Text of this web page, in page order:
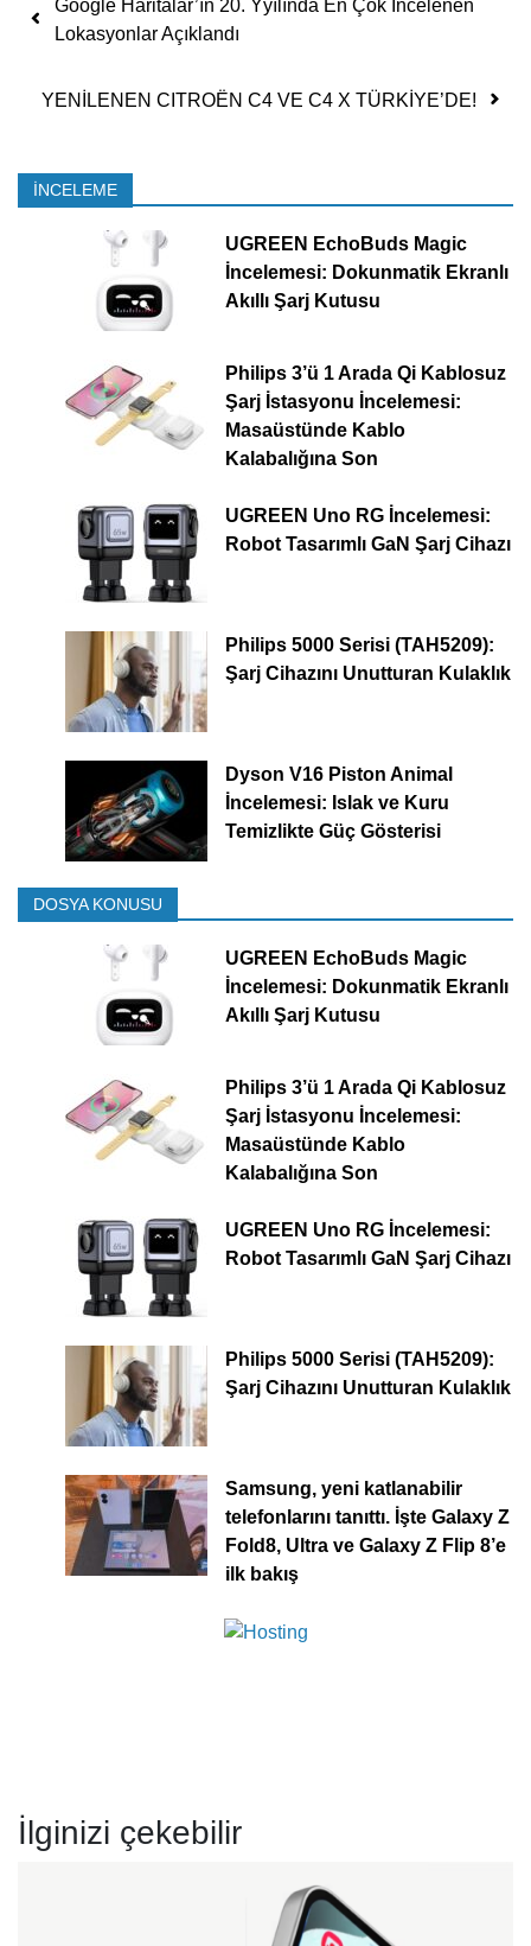
Google Haritalar’ın 20. Yyılında En Çok İncelenen
Lokasyonlar Açıklandı
YENİLENEN CITROËN C4 VE C4 X TÜRKİYE’DE!
İNCELEME
UGREEN EchoBuds Magic
İncelemesi: Dokunmatik Ekranlı
Akıllı Şarj Kutusu
Philips 3’ü 1 Arada Qi Kablosuz
Şarj İstasyonu İncelemesi:
Masaüstünde Kablo
Kalabalığına Son
UGREEN Uno RG İncelemesi:
Robot Tasarımlı GaN Şarj Cihazı
Philips 5000 Serisi (TAH5209):
Şarj Cihazını Unutturan Kulaklık
Dyson V16 Piston Animal
İncelemesi: Islak ve Kuru
Temizlikte Güç Gösterisi
DOSYA KONUSU
UGREEN EchoBuds Magic
İncelemesi: Dokunmatik Ekranlı
Akıllı Şarj Kutusu
Philips 3’ü 1 Arada Qi Kablosuz
Şarj İstasyonu İncelemesi:
Masaüstünde Kablo
Kalabalığına Son
UGREEN Uno RG İncelemesi:
Robot Tasarımlı GaN Şarj Cihazı
Philips 5000 Serisi (TAH5209):
Şarj Cihazını Unutturan Kulaklık
Samsung, yeni katlanabilir
telefonlarını tanıttı. İşte Galaxy Z
Fold8, Ultra ve Galaxy Z Flip 8’e
ilk bakış
İlginizi çekebilir